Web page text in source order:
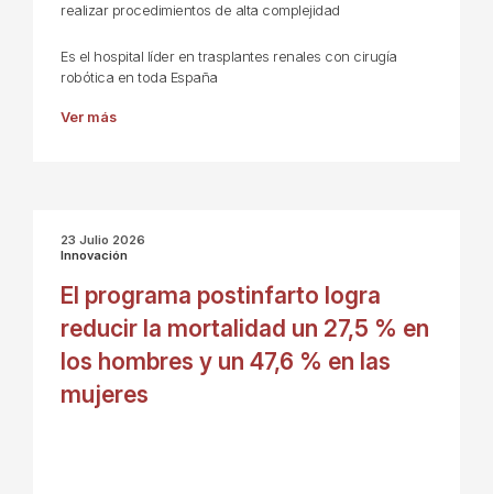
realizar procedimientos de alta complejidad
Es el hospital líder en trasplantes renales con cirugía
robótica en toda España
Ver más
23 Julio 2026
Innovación
El programa postinfarto logra
reducir la mortalidad un 27,5 % en
los hombres y un 47,6 % en las
mujeres